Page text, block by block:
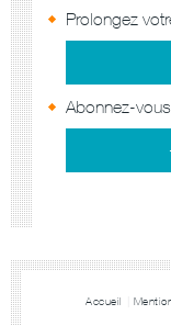
Prolongez
Abonnez-
Accueil